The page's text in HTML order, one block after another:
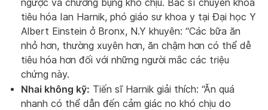
ngược và chướng bụng khó chịu. Bác sĩ chuyên khoa
tiêu hóa Ian Harnik, phó giáo sư khoa y tại Đại học Y
Albert Einstein ở Bronx, N.Y khuyên: “Các bữa ăn
nhỏ hơn, thường xuyên hơn, ăn chậm hơn có thể dễ
tiêu hóa hơn đối với những người mắc các triệu
chứng này.
Nhai không kỹ: Tiến sĩ Harnik giải thích: “Ăn quá
nhanh có thể dẫn đến cảm giác no khó chịu do